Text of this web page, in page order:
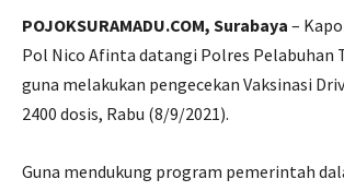
POJOKSURAMADU.COM, Surabaya –
Pol Nico Afinta datangi Polres Pelabuhan
guna melakukan pengecekan Vaksinasi
2400 dosis, Rabu (8/9/2021).
Guna mendukung program pemerintah